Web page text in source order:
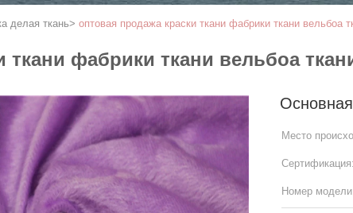
делая ткань> оптовая продажа краски ткани фабрики ткани вельбоа
ткани фабрики ткани вельбоа
Место
Сертификация:
Номер